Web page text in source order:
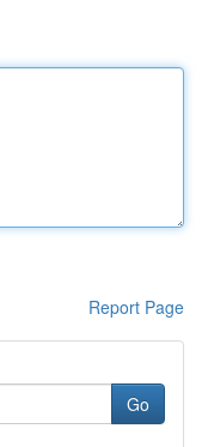
Report Page
Go